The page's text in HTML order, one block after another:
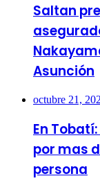
Saltan
Asunción
octubre 21,
En
por mas
persona